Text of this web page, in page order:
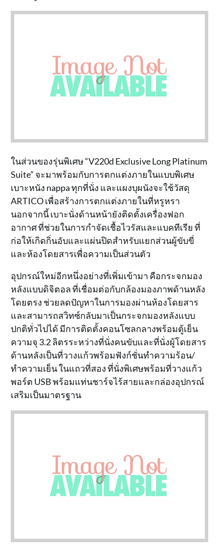
ในส่วนของรุ่นพิเศษ “V220d Exclusive Long Platinum
Suite” จะมาพร้อมกับการตกแต่งภายในแบบพิเศษ
เบาะหนัง nappa ทุกที่นั่ง และแผงบุผนังจะใช้วัสดุ
ARTICO เพื่อสร้างการตกแต่งภายในที่หรูหรา
นอกจากนี้ เบาะนั่งด้านหน้ายังติดตั้งเครื่องฟอก
อากาศ ที่ช่วยในการกำจัดเชื้อไวรัสและแบคทีเรีย ที่
ก่อให้เกิดกิ่นอับและแผ่นปิดสำหรับแยกส่วนผู้ขับขี่
และห้องโดยสารเพื่อความเป็นส่วนตัว
อุปกรณ์ใหม่อีกหนึ่งอย่างที่เพิ่มเข้ามา คือกระจกมอง
หลังแบบดิจิตอล ที่เชื่อมต่อกับกล้องมองภาพด้านหลัง
โดยตรง ช่วยลดปัญหาในการมองผ่านห้องโดยสาร
และสามารถสวิทซ์กลับมาเป็นกระจกมองหลังแบบ
ปกติทั่วไปได้ มีการติดตั้งคอนโซลกลางพร้อมตู้เย็น
ความจุ 3.2 ลิตรระหว่างที่นั่งคนขับและที่นั่งผู้โดยสาร
ด้านหลังเป็นที่วางแก้วพร้อมฟังก์ชั่นทำความร้อน/
ทำความเย็น ในแถวที่สอง ที่นั่งพิเศษพร้อมที่วางแก้ว
พอร์ต USB พร้อมแท่นชาร์จไร้สายและกล่องอุปกรณ์
เสริมเป็นมาตรฐาน